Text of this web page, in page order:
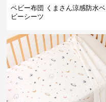
ベビー布団 くまさん涼感防水ベ
ビーシーツ